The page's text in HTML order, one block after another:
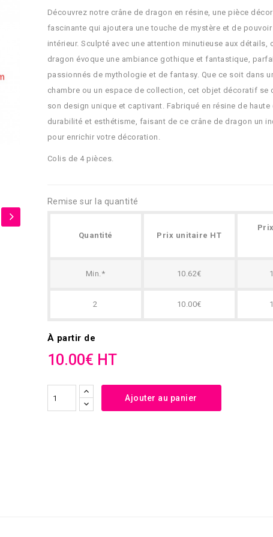
Découvrez notre crâne de dragon en résine, une pièce
fascinante qui ajoutera une touche de mystère et de
intérieur. Sculpté avec une attention minutieuse aux détails,
dragon évoque une ambiance gothique et fantastique,
passionnés de mythologie et de fantasy. Que ce soit dans
chambre ou un espace de collection, cet objet décoratif se
son design unique et captivant. Fabriqué en résine de
durabilité et esthétisme, faisant de ce crâne de dragon un
pour enrichir votre décoration.
Colis de 4 pièces.
Remise sur la quantité
Quantité Prix unitaire HT
Min.* 10.62€
2 10.00€
À partir de
10.00€ HT
Ajouter au panier